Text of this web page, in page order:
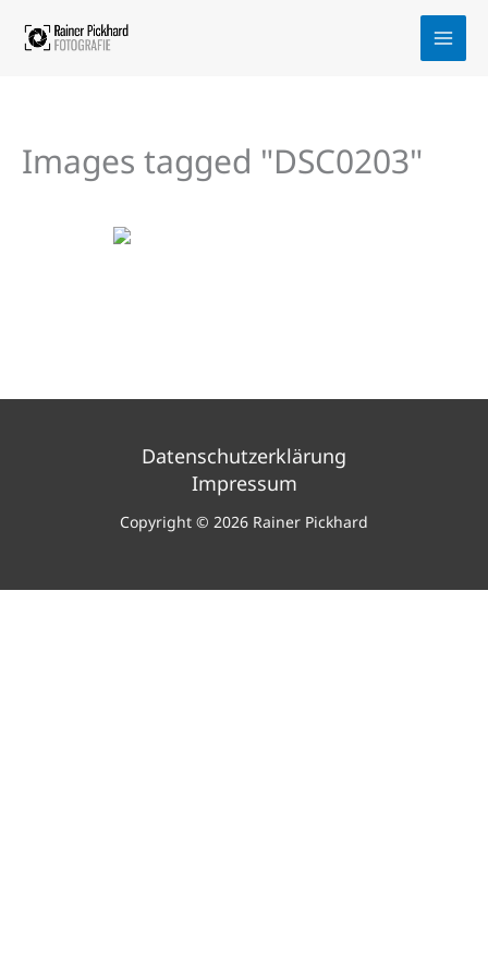
Inhalt
Images tagged "DSC0203"
Datenschutzerklärung
Impressum
Copyright © 2026 Rainer Pickhard